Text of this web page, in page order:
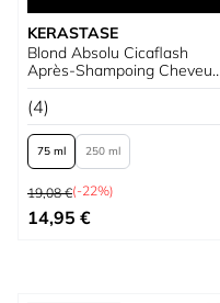
KERASTASE
Blond Absolu Cicaflash
Après-Shampoing Cheveux
Blonds
(4)
75 ml 250 ml
Prix normal
19,08 €(-22%)
À partir de
14,95 €